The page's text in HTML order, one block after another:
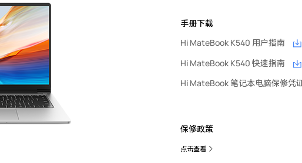
手册下载
Hi MateBook K540 用户指南
Hi MateBook K540 快速指南
Hi MateBook 笔记本电脑保修凭
保修政策
点击查看